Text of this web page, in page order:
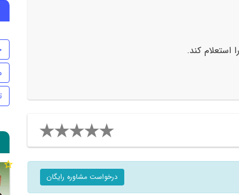
کند.
درخواست مشاوره رایگان